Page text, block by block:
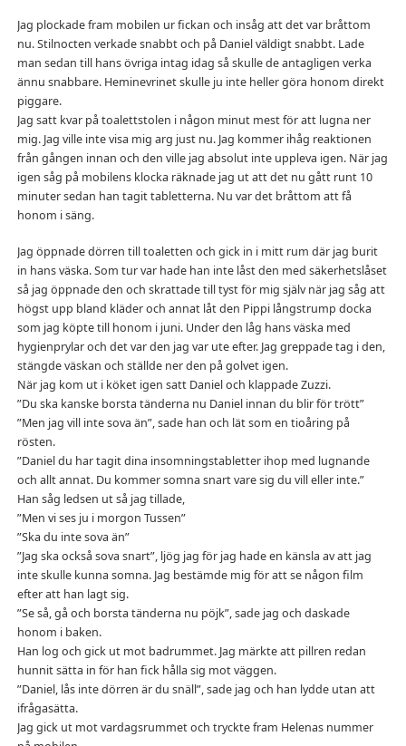
Jag plockade fram mobilen ur fickan och insåg att det var bråttom
nu. Stilnocten verkade snabbt och på Daniel väldigt snabbt. Lade
man sedan till hans övriga intag idag så skulle de antagligen verka
ännu snabbare. Heminevrinet skulle ju inte heller göra honom direkt
piggare.
Jag satt kvar på toalettstolen i någon minut mest för att lugna ner
mig. Jag ville inte visa mig arg just nu. Jag kommer ihåg reaktionen
från gången innan och den ville jag absolut inte uppleva igen. När jag
igen såg på mobilens klocka räknade jag ut att det nu gått runt 10
minuter sedan han tagit tabletterna. Nu var det bråttom att få
honom i säng.
Jag öppnade dörren till toaletten och gick in i mitt rum där jag burit
in hans väska. Som tur var hade han inte låst den med säkerhetslåset
så jag öppnade den och skrattade till tyst för mig själv när jag såg att
högst upp bland kläder och annat låt den Pippi långstrump docka
som jag köpte till honom i juni. Under den låg hans väska med
hygienprylar och det var den jag var ute efter. Jag greppade tag i den,
stängde väskan och ställde ner den på golvet igen.
När jag kom ut i köket igen satt Daniel och klappade Zuzzi.
”Du ska kanske borsta tänderna nu Daniel innan du blir för trött”
”Men jag vill inte sova än”, sade han och lät som en tioåring på
rösten.
”Daniel du har tagit dina insomningstabletter ihop med lugnande
och allt annat. Du kommer somna snart vare sig du vill eller inte.”
Han såg ledsen ut så jag tillade,
”Men vi ses ju i morgon Tussen”
”Ska du inte sova än”
”Jag ska också sova snart”, ljög jag för jag hade en känsla av att jag
inte skulle kunna somna. Jag bestämde mig för att se någon film
efter att han lagt sig.
”Se så, gå och borsta tänderna nu pöjk”, sade jag och daskade
honom i baken.
Han log och gick ut mot badrummet. Jag märkte att pillren redan
hunnit sätta in för han fick hålla sig mot väggen.
”Daniel, lås inte dörren är du snäll”, sade jag och han lydde utan att
ifrågasätta.
Jag gick ut mot vardagsrummet och tryckte fram Helenas nummer